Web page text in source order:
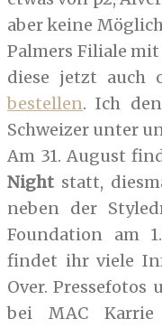
aber keine
Palmers Filiale
diese jetzt auch
bestellen. Ich
Schweizer unter
Am 31. August
Night statt,
neben der
Foundation am
findet ihr viele
Over.
bei MAC